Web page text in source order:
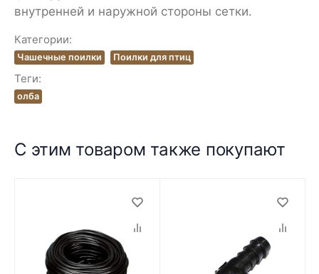
внутренней и наружной стороны сетки.
Категории:
Чашечные поилки Поилки для птиц
Теги:
олба
С этим товаром также покупают